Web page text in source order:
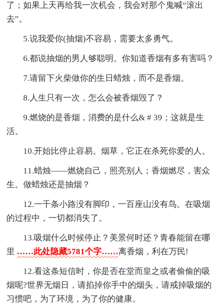
了；如果上天再给我一次机会，我会对那个鬼喊“滚出
去”。
5.说我爱你(抽烟)不容易，需要太多勇气。
6.都说抽烟的男人够聪明。你知道香烟有多有害吗？
7.请留下火柴做你的生日蜡烛，而不是香烟。
8.人生只有一次，怎么会被香烟毁了？
9.燃烧的是香烟，消费的是什么& # 39；这就是生
活。
10.开始比停止容易。烟草，它正在杀死你爱的人。
11.蜡烛——燃烧自己，照亮别人；香烟燃尽，害众
生。做蜡烛还是抽烟？
12.一千条小路没有脚印，一百座山没有鸟。在吸烟
的过程中，一切都消失了。
13.吸烟什么时候停止？美景何时还？青春能留在哪
里 ……此处隐藏5781个字……离香烟，利在万民!
12.看这条短信时，你是否在堂而皇之或者偷偷的吸
烟呢?世界无烟日，请掐掉你手中的烟头，请戒掉吸烟的
习惯吧，为了环境，为了你的健康。